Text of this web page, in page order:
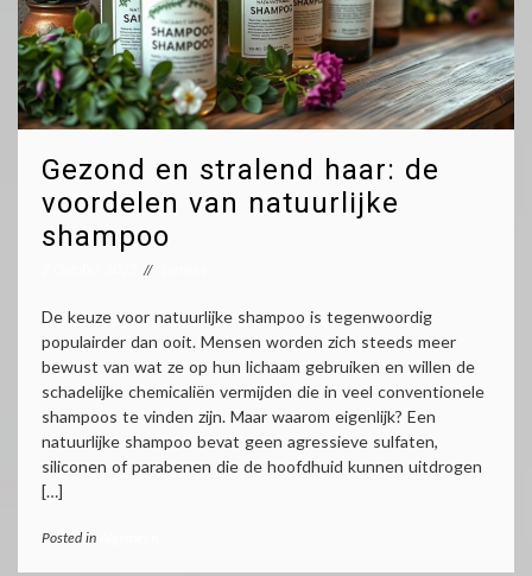
Gezond en stralend haar: de
voordelen van natuurlijke
shampoo
De keuze voor natuurlijke shampoo is tegenwoordig
populairder dan ooit. Mensen worden zich steeds meer
bewust van wat ze op hun lichaam gebruiken en willen de
schadelijke chemicaliën vermijden die in veel conventionele
shampoos te vinden zijn. Maar waarom eigenlijk? Een
natuurlijke shampoo bevat geen agressieve sulfaten,
siliconen of parabenen die de hoofdhuid kunnen uitdrogen
[…]
Posted in